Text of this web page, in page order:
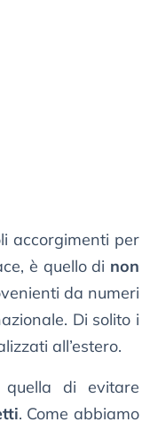
accorgimenti per
è quello di non
da numeri
Di solito i
all’estero.
di evitare
. Come abbiamo